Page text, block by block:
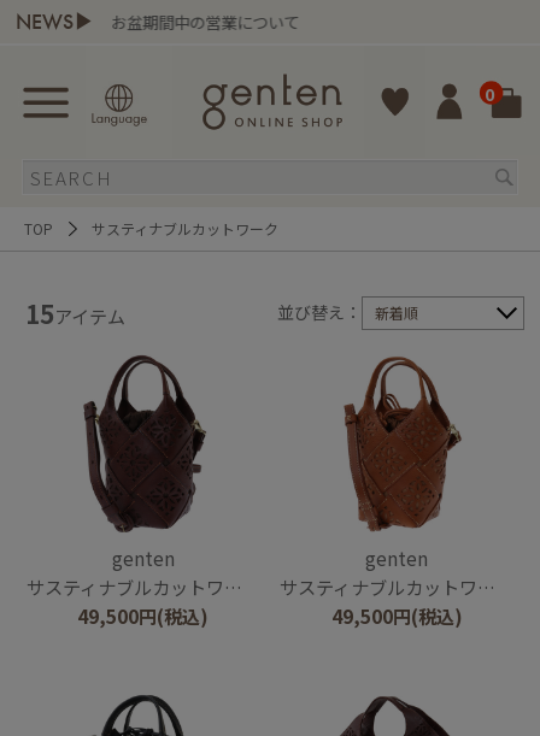
NEWS▶お盆期間中の営業について
0
TOP サスティナブルカットワーク
15アイテム 並び替え： 新着順
genten
サスティナブルカットワーク ポシェット
49,500円(税込)
genten
サスティナブルカットワーク ポシェット
49,500円(税込)